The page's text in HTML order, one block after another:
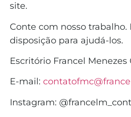
site.
Conte com nosso trabalho.
disposição para ajudá-los.
Escritório Francel
E-mail:
Instagram: